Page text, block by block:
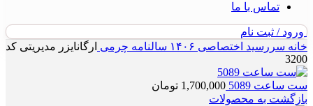
تماس با ما
ورود / ثبت نام
خانه سررسید اختصاصی ۱۴۰۶ سالنامه چرمی ارگانایزر مدیریتی کد
3200
ست ساعت 5089 1,700,000 تومان
بازگشت به محصولات